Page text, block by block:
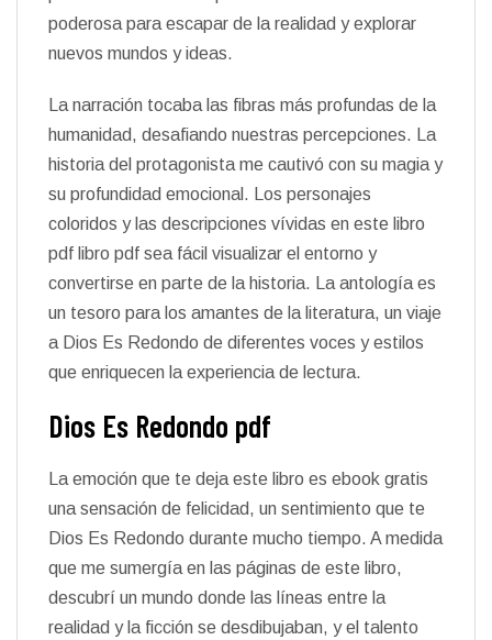
poderosa para escapar de la realidad y explorar
nuevos mundos y ideas.
La narración tocaba las fibras más profundas de la
humanidad, desafiando nuestras percepciones. La
historia del protagonista me cautivó con su magia y
su profundidad emocional. Los personajes
coloridos y las descripciones vívidas en este libro
pdf libro pdf sea fácil visualizar el entorno y
convertirse en parte de la historia. La antología es
un tesoro para los amantes de la literatura, un viaje
a Dios Es Redondo de diferentes voces y estilos
que enriquecen la experiencia de lectura.
Dios Es Redondo pdf
La emoción que te deja este libro es ebook gratis
una sensación de felicidad, un sentimiento que te
Dios Es Redondo durante mucho tiempo. A medida
que me sumergía en las páginas de este libro,
descubrí un mundo donde las líneas entre la
realidad y la ficción se desdibujaban, y el talento